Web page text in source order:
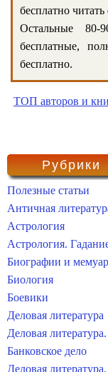
бесплатно
Остальные 80-
бесплатные,
бесплатно.
ТОП авторов и
Рубрики
Полезные статьи
Античная
Астрология
Астрология.
Биографии и
Биология
Боевики
Деловая литература
Деловая литература.
Банковское дело
Деловая литература.